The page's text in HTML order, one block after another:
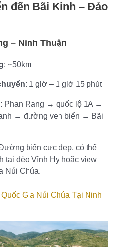
đến Bãi Kinh – Đảo
– Ninh Thuận
: ~50km
: 1 giờ – 1 giờ 15 phút
: Phan Rang → quốc lộ 1A →
→ đường ven biển → Bãi
biển cực đẹp, có thể
tại đèo Vĩnh Hy hoặc view
Núi Chúa.
Gia Núi Chúa Tại Ninh